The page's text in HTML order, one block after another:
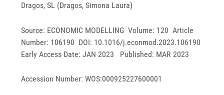
Dragos, SL (Dragos, Simona Laura)
Source: ECONOMIC MODELLING Volume: 120 Article
Number: 106190 DOI: 10.1016/j.econmod.2023.106190
Early Access Date: JAN 2023 Published: MAR 2023
Accession Number: WOS:000925227600001